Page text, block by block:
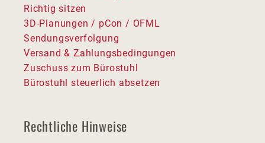
Richtig sitzen
3D-Planungen / pCon / OFML
Sendungsverfolgung
Versand & Zahlungsbedingungen
Zuschuss zum Bürostuhl
Bürostuhl steuerlich absetzen
Rechtliche Hinweise